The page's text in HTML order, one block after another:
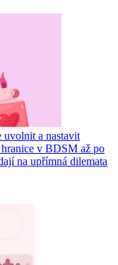
uvolnit a nastavit
v BDSM až po
na upřímná dilemata